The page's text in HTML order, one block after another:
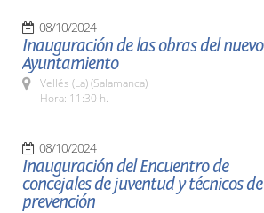
08/10/2024
Inauguración de las obras del nuevo
Ayuntamiento
Vellés (La) (Salamanca)
Hora: 11:30 h.
08/10/2024
Inauguración del Encuentro de
concejales de juventud y técnicos de
prevención